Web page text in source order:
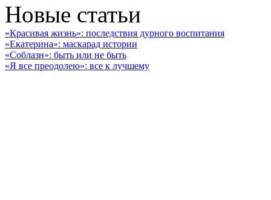
Новые статьи
«Красивая жизнь»: последствия дурного воспитания
«Екатерина»: маскарад истории
«Соблазн»: быть или не быть
«Я все преодолею»: все к лучшему